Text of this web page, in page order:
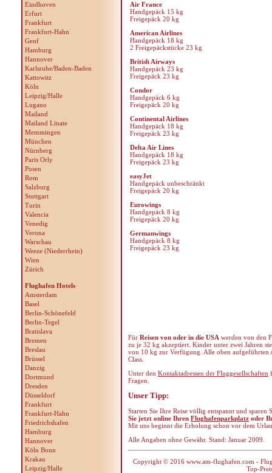
Air France
Handgepäck 15 kg
Freigepäck 20 kg
American Airlines
Handgepäck 18 kg
2 Freigepäckstücke 23 kg
British Airways
Handgepäck 23 kg
Freigepäck 23 kg
Condor
Handgepäck 6 kg
Freigepäck 20 kg
Continental Airlines
Handgepäck 18 kg
Freigepäck 23 kg
Delta Air Lines
Handgepäck 18 kg
Freigepäck 23 kg
easyJet
Handgepäck unbeschränkt
Freigepäck 20 kg
Eurowings
Handgepäck 8 kg
Freigepäck 20 kg
Germanwings
Handgepäck 8 kg
Freigepäck 23 kg
Für Reisen von oder in die USA werden von den
zu je 32 kg akzeptiert. Kinder unter zwei Jahren
von 10 kg zur Verfügung. Alle oben aufgeführten
Class.
Unter den Kontaktadressen der Fluggesellschaften
Fragen.
Unser Tipp:
Starten Sie Ihre Reise völlig entspannt und
Sie jetzt online Ihren Flughafenparkplatz oder
Mit uns beginnt die Erholung schon vor dem
Alle Angaben ohne Gewähr. Stand: Januar 2009.
Copyright © 2016 www.am-flughafen.com -
Top-
Eindhoven
Erfurt
Frankfurt
Frankfurt-Hahn
Genf
Hamburg
Hannover
Karlsruhe/Baden-Baden
Kattowitz
Köln
Leipzig/Halle
Lugano
Mailand
Mailand Linate
Memmingen
München
Nürnberg
Paris Orly
Posen
Rom
Salzburg
Stuttgart
Turin
Valencia
Venedig
Verona
Warschau
Weeze (Niederrhein)
Wien
Zürich
Flughafen Hotels
Amsterdam
Basel
Berlin-Schönefeld
Berlin-Tegel
Bratislava
Bremen
Breslau
Brüssel
Danzig
Dortmund
Dresden
Düsseldorf
Frankfurt
Frankfurt-Hahn
Friedrichshafen
Hamburg
Hannover
Köln Bonn
Krakau
Leipzig/Halle